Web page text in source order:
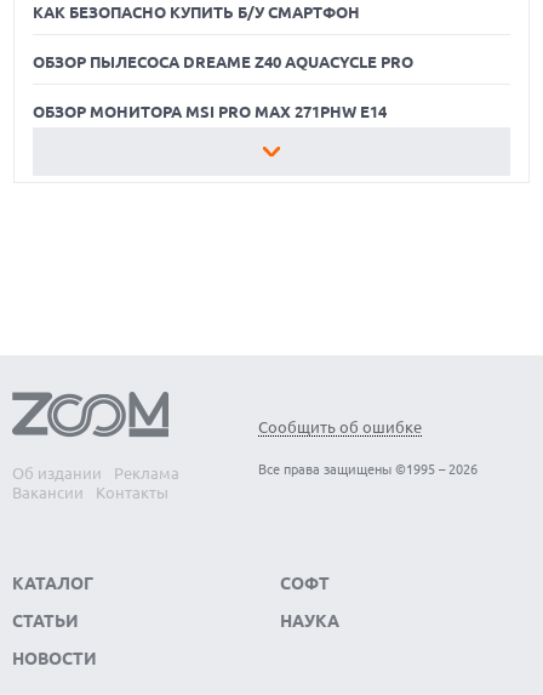
Эксперты призывают
информации для защиты
КАК БЕЗОПАСНО КУПИТЬ Б/У СМАРТФОН
ОБЗОР ПЫЛЕСОСА DREAME Z40 AQUACYCLE PRO
ОБЗОР МОНИТОРА MSI PRO MAX 271PHW E14
КАК БЕЗОПАСНО КУПИТЬ Б/У СМАРТФОН
Об издании
Реклама
Вакансии
Контакты
Сообщить об ошибке
Все права защищены ©1995 – 2026
КАТАЛОГ
СТАТЬИ
НОВОСТИ
СОФТ
НАУКА